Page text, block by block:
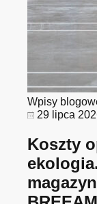
Wpisy
29 lipca
Koszty